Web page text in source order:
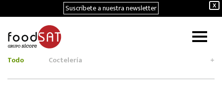
X
Suscríbete a nuestra newsletter
Todo Coctelería +